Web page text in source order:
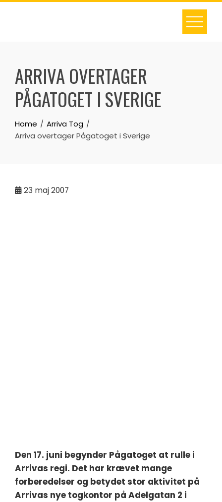
Skip
ARRIVA OVERTAGER
PÅGATOGET I SVERIGE
Home
Arriva Tog
Arriva overtager Pågatoget i Sverige
23 maj 2007
Den 17. juni begynder Pågatoget at rulle i
Arrivas regi. Det har krævet mange
forberedelser og betydet stor aktivitet på
Arrivas nye togkontor på Adelgatan 2 i